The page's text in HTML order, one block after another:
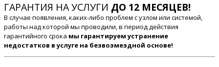
ГАРАНТИЯ НА УСЛУГИ ДО 12 МЕСЯЦЕВ!
В случае появления, каких-либо проблем с узлом или системой,
работы над которой мы проводили, в период действия
гарантийного срока мы гарантируем устранение
недостатков в услуге на безвозмездной основе!